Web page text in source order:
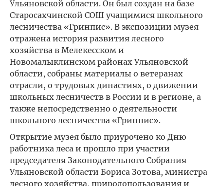
Ульяновской области. Он был создан на базе
Старосахчинской СОШ учащимися школьного
лесничества «Гринпис». В экспозиции музея
отражена история развития лесного
хозяйства в Мелекесском и
Новомалыклинском районах Ульяновской
области, собраны материалы о ветеранах
отрасли, о трудовых династиях, о движении
школьных лесничеств в России и в регионе, а
также непосредственно о деятельности
школьного лесничества «Гринпис».
Открытие музея было приурочено ко Дню
работника леса и прошло при участии
председателя Законодательного Собрания
Ульяновской области Бориса Зотова, министра
лесного хозяйства, природопользования и